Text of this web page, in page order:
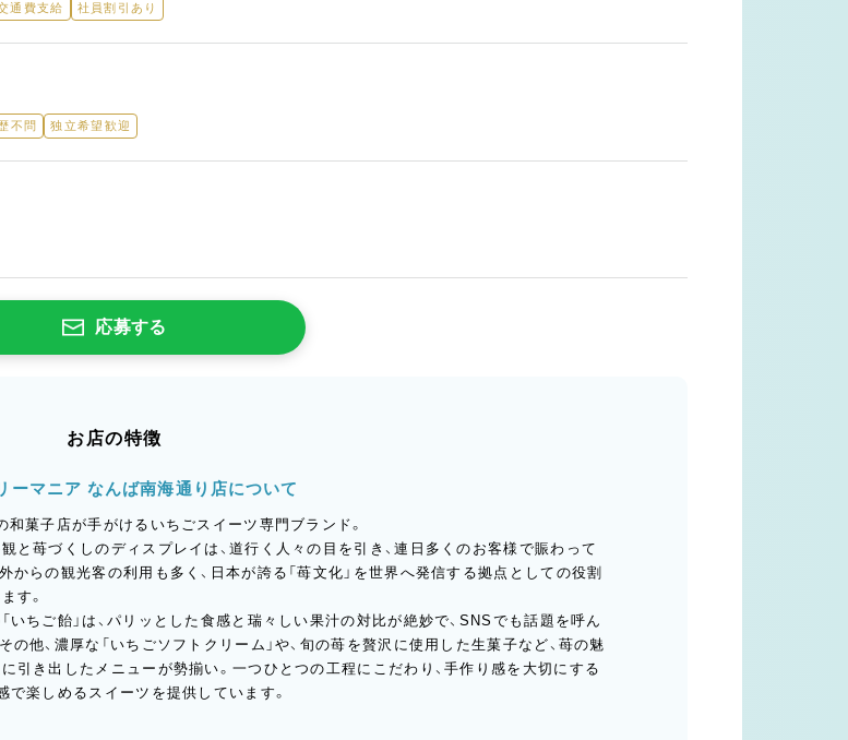
通費支給 社員割引あり
不問 独立希望歓迎
応募する
お店の特徴
ーマニア なんば南海通り店について
和菓子店が手がけるいちごスイーツ専門ブランド。
と苺づくしのディスプレイは、道行く人々の目を引き、連日多くのお客様で賑わって
からの観光客の利用も多く、日本が誇る「苺文化」を世界へ発信する拠点としての役割
す。
いちご飴」は、パリッとした食感と瑞々しい果汁の対比が絶妙で、SNSでも話題を呼ん
の他、濃厚な「いちごソフトクリーム」や、旬の苺を贅沢に使用した生菓子など、苺の魅
引き出したメニューが勢揃い。一つひとつの工程にこだわり、手作り感を大切にする
で楽しめるスイーツを提供しています。